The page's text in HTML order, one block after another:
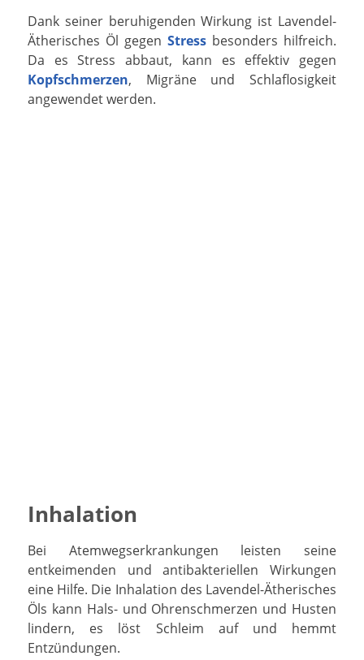
Dank seiner beruhigenden Wirkung ist Lavendel-
Ätherisches Öl gegen Stress besonders hilfreich.
Da es Stress abbaut, kann es effektiv gegen
Kopfschmerzen, Migräne und Schlaflosigkeit
angewendet werden.
Inhalation
Bei Atemwegserkrankungen leisten seine
entkeimenden und antibakteriellen Wirkungen
eine Hilfe. Die Inhalation des Lavendel-Ätherisches
Öls kann Hals- und Ohrenschmerzen und Husten
lindern, es löst Schleim auf und hemmt
Entzündungen.